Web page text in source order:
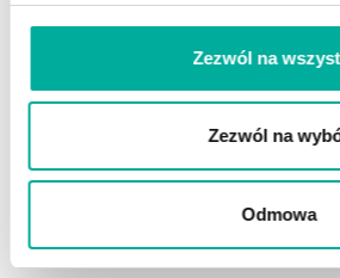
Zezwól na
Zezwól na
Odmowa
Wyrażam zgodę na przetwarzanie przez eFaktor S.A. moich
Wyrażam zgodę na wykorzystywanie przez eFaktor S.A.
Wyrażam zgodę na otrzymywanie informacji handlowych
ZAMÓW